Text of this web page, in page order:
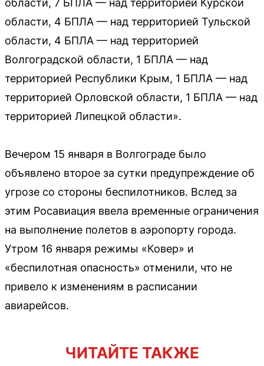
области, 7 БПЛА — над территорией Курской
области, 4 БПЛА — над территорией Тульской
области, 4 БПЛА — над территорией
Волгоградской области, 1 БПЛА — над
территорией Республики Крым, 1 БПЛА — над
территорией Орловской области, 1 БПЛА — над
территорией Липецкой области».
Вечером 15 января в Волгограде было
объявлено второе за сутки предупреждение об
угрозе со стороны беспилотников. Вслед за
этим Росавиация ввела временные ограничения
на выполнение полетов в аэропорту города.
Утром 16 января режимы «Ковер» и
«беспилотная опасность» отменили, что не
привело к изменениям в расписании
авиарейсов.
ЧИТАЙТЕ ТАКЖЕ